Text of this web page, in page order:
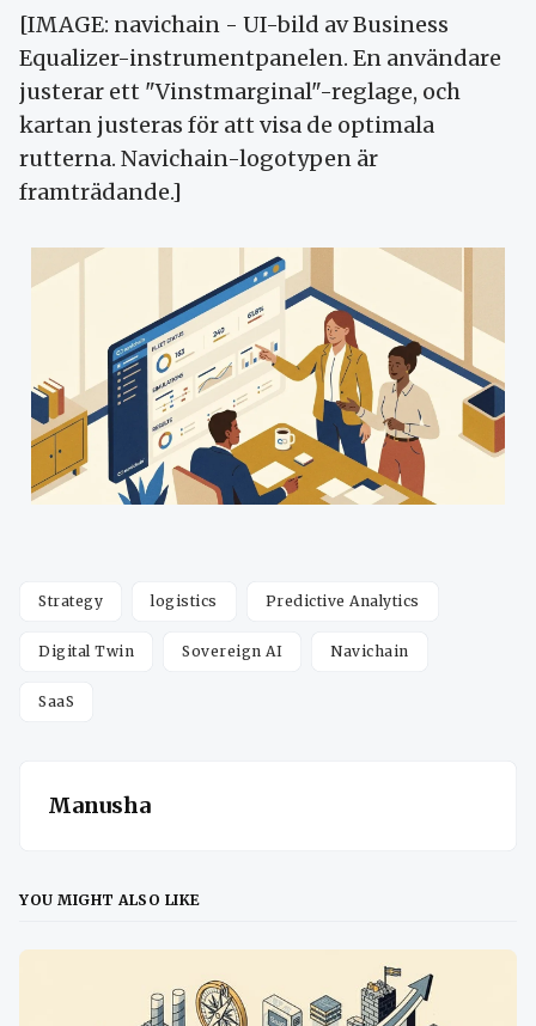
[IMAGE: navichain - UI-bild av Business
Equalizer-instrumentpanelen. En användare
justerar ett "Vinstmarginal"-reglage, och
kartan justeras för att visa de optimala
rutterna. Navichain-logotypen är
framträdande.]
Strategy logistics Predictive Analytics
Digital Twin Sovereign AI Navichain
SaaS
Manusha
YOU MIGHT ALSO LIKE